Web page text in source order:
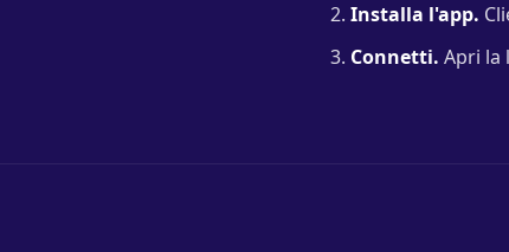
Installa l'app.
Connetti. Apri la